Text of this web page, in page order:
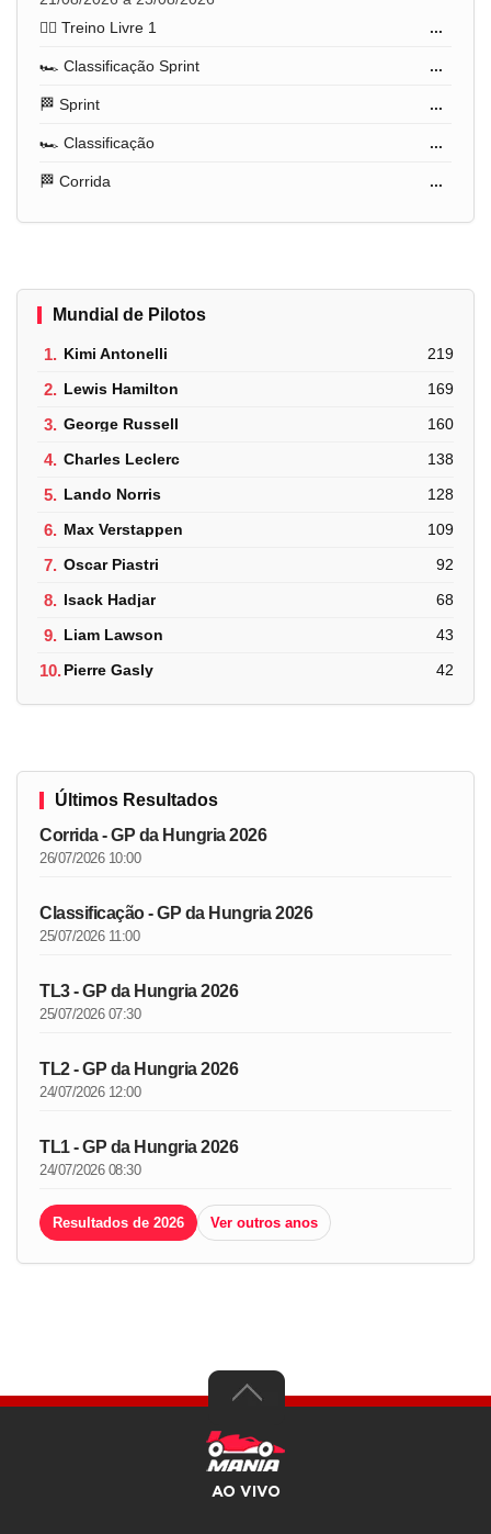
🏋️‍♂️ Treino Livre 1
...
🏎️ Classificação Sprint ...
🏁 Sprint ...
🏎️ Classificação ...
🏁 Corrida ...
Mundial de Pilotos
1. Kimi Antonelli 219
2. Lewis Hamilton 169
3. George Russell 160
4. Charles Leclerc 138
5. Lando Norris 128
6. Max Verstappen 109
7. Oscar Piastri 92
8. Isack Hadjar 68
9. Liam Lawson 43
10.Pierre Gasly 42
Últimos Resultados
Corrida - GP da Hungria 2026
26/07/2026 10:00
Classificação - GP da Hungria 2026
25/07/2026 11:00
TL3 - GP da Hungria 2026
25/07/2026 07:30
TL2 - GP da Hungria 2026
24/07/2026 12:00
TL1 - GP da Hungria 2026
24/07/2026 08:30
Resultados de 2026 Ver outros anos
AO VIVO